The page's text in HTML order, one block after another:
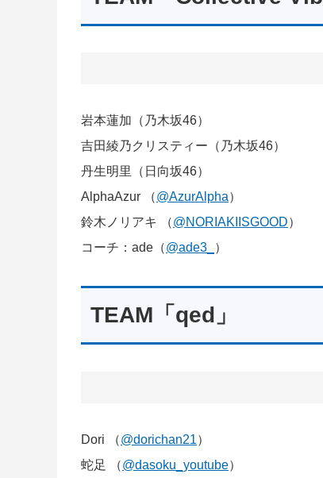
岩本蓮加（乃木坂46）
吉田綾乃クリスティー（乃木坂46）
丹生明里（日向坂46）
AlphaAzur （@AzurAlpha）
鈴木ノリアキ （@NORIAKIISGOOD）
コーチ：ade（@ade3_ ）
TEAM「qed」
Dori （@dorichan21）
蛇足 （@dasoku_youtube）